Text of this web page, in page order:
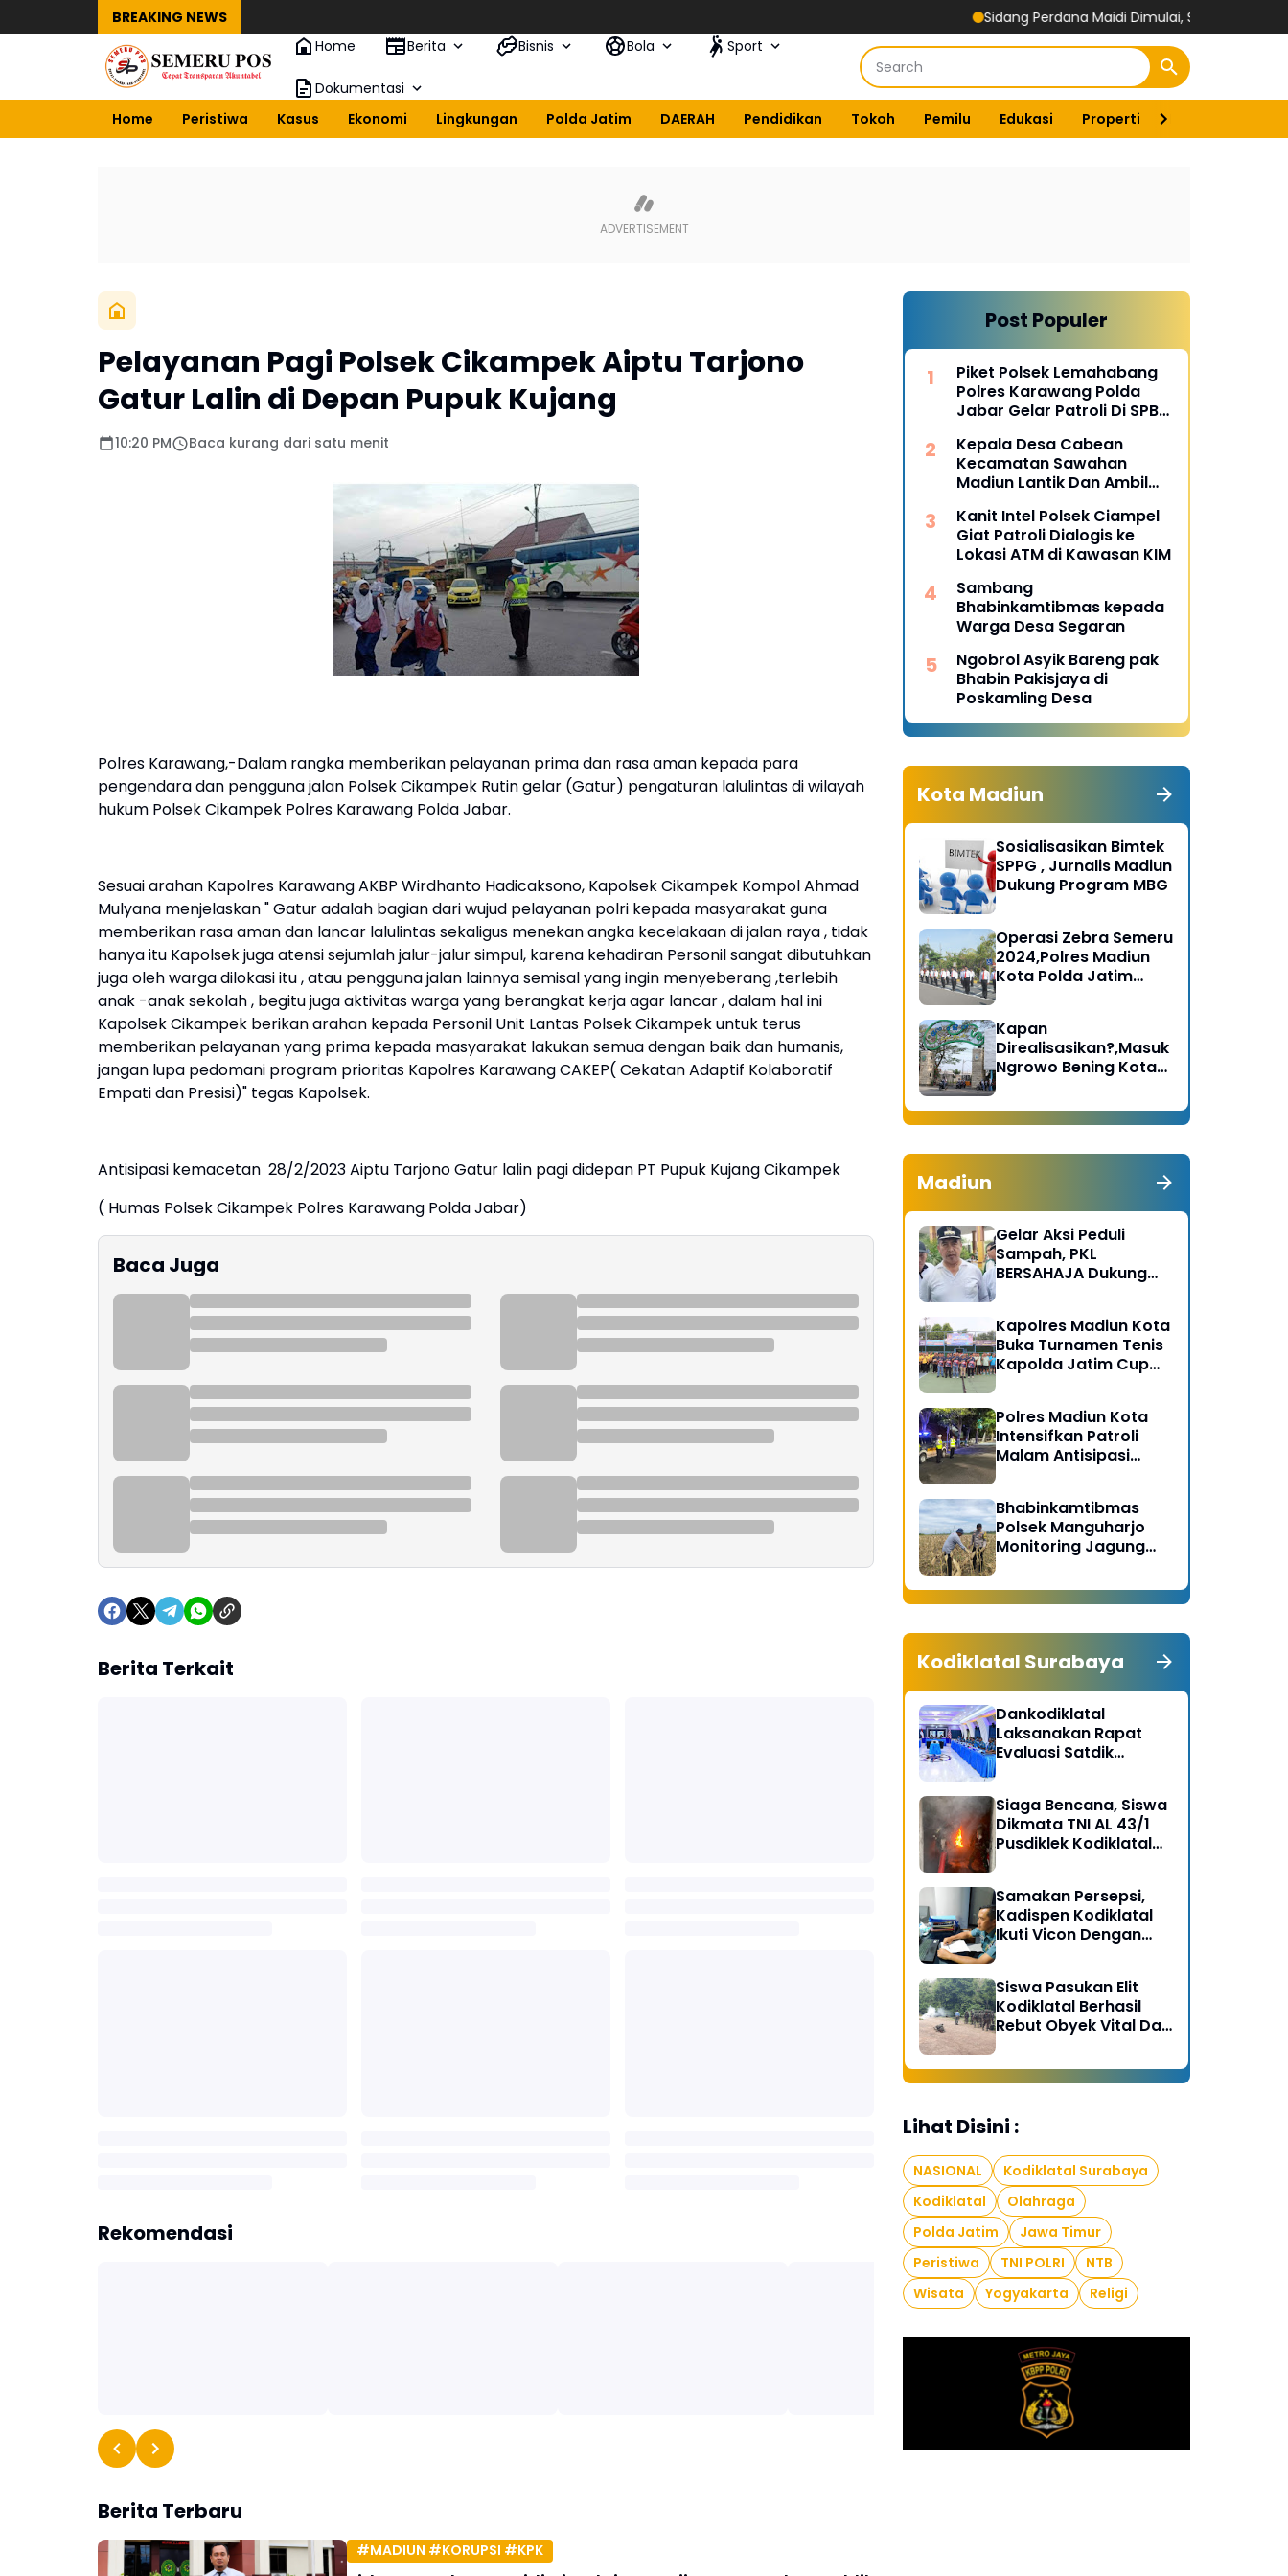
BREAKING NEWS
Sidang Perdana Maidi Dimulai, Suryajiyoso Ingatkan
Home
Berita Bisnis Bola Sport
Dokumentasi
Home
Peristiwa Kasus Ekonomi Lingkungan Polda Jatim DAERAH Pendidikan Tokoh Pemilu Edukasi Properti
Pelayanan Pagi Polsek Cikampek Aiptu Tarjono
Gatur Lalin di Depan Pupuk Kujang
10:20 PM Baca kurang dari satu menit
Polres Karawang,-Dalam rangka memberikan pelayanan prima dan rasa aman kepada para
pengendara dan pengguna jalan Polsek Cikampek Rutin gelar (Gatur) pengaturan lalulintas di wilayah
hukum Polsek Cikampek Polres Karawang Polda Jabar.
Sesuai arahan Kapolres Karawang AKBP Wirdhanto Hadicaksono, Kapolsek Cikampek Kompol Ahmad
Mulyana menjelaskan " Gatur adalah bagian dari wujud pelayanan polri kepada masyarakat guna
memberikan rasa aman dan lancar lalulintas sekaligus menekan angka kecelakaan di jalan raya , tidak
hanya itu Kapolsek juga atensi sejumlah jalur-jalur simpul, karena kehadiran Personil sangat dibutuhkan
juga oleh warga dilokasi itu , atau pengguna jalan lainnya semisal yang ingin menyeberang ,terlebih
anak -anak sekolah , begitu juga aktivitas warga yang berangkat kerja agar lancar , dalam hal ini
Kapolsek Cikampek berikan arahan kepada Personil Unit Lantas Polsek Cikampek untuk terus
memberikan pelayanan yang prima kepada masyarakat lakukan semua dengan baik dan humanis,
jangan lupa pedomani program prioritas Kapolres Karawang CAKEP( Cekatan Adaptif Kolaboratif
Empati dan Presisi)" tegas Kapolsek.
Antisipasi kemacetan 28/2/2023 Aiptu Tarjono Gatur lalin pagi didepan PT Pupuk Kujang Cikampek
( Humas Polsek Cikampek Polres Karawang Polda Jabar)
Baca Juga
Berita Terkait
Rekomendasi
Berita Terbaru
#MADIUN #KORUPSI #KPK
Post Populer
Piket Polsek Lemahabang
Polres Karawang Polda
Jabar Gelar Patroli Di SPBU
Kepala Desa Cabean
Kecamatan Sawahan
Madiun Lantik Dan Ambil
Kanit Intel Polsek Ciampel
Giat Patroli Dialogis ke
Lokasi ATM di Kawasan KIM
Sambang
Bhabinkamtibmas kepada
Warga Desa Segaran
Ngobrol Asyik Bareng pak
Bhabin Pakisjaya di
Poskamling Desa
Kota Madiun
Sosialisasikan Bimtek
SPPG , Jurnalis Madiun
Dukung Program MBG
Operasi Zebra Semeru
2024,Polres Madiun
Kota Polda Jatim
Kapan
Direalisasikan?,Masuk
Ngrowo Bening Kota
Dikenakan Tarif
Madiun
Gelar Aksi Peduli
Sampah, PKL
BERSAHAJA Dukung
Madiun
Kapolres Madiun Kota
Buka Turnamen Tenis
Kapolda Jatim Cup
Polres Madiun Kota
Intensifkan Patroli
Malam Antisipasi
Bhabinkamtibmas
Polsek Manguharjo
Monitoring Jagung
Dukung Swasembada
Pangan 2026
Kodiklatal Surabaya
Dankodiklatal
Laksanakan Rapat
Evaluasi Satdik
Siaga Bencana, Siswa
Dikmata TNI AL 43/1
Pusdiklek Kodiklatal
Kobocoran
Samakan Persepsi,
Kadispen Kodiklatal
Ikuti Vicon Dengan
Siswa Pasukan Elit
Kodiklatal Berhasil
Rebut Obyek Vital Dari
Lihat Disini :
NASIONAL
Kodiklatal Surabaya
Kodiklatal
Olahraga
Polda Jatim
Jawa Timur
Peristiwa
TNI POLRI
NTB
Wisata
Yogyakarta Religi